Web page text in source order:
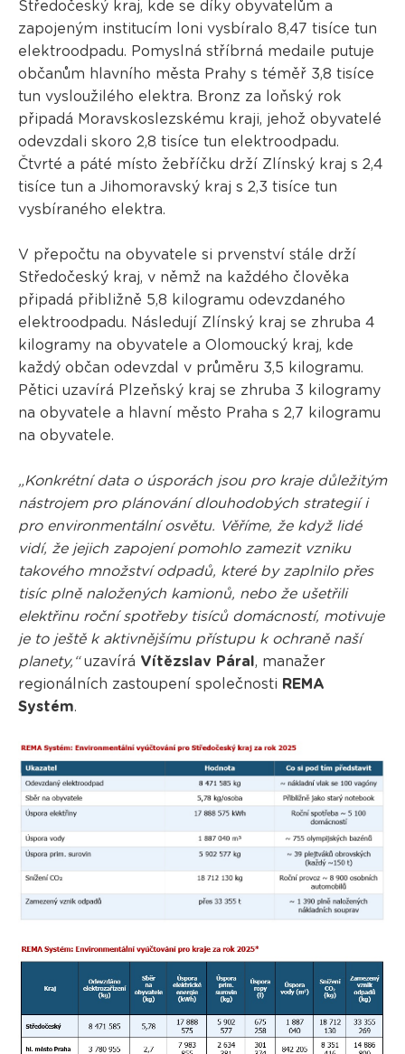
Středočeský kraj, kde se díky obyvatelům a
zapojeným institucím loni vysbíralo 8,47 tisíce tun
elektroodpadu. Pomyslná stříbrná medaile putuje
občanům hlavního města Prahy s téměř 3,8 tisíce
tun vysloužilého elektra. Bronz za loňský rok
připadá Moravskoslezskému kraji, jehož obyvatelé
odevzdali skoro 2,8 tisíce tun elektroodpadu.
Čtvrté a páté místo žebříčku drží Zlínský kraj s 2,4
tisíce tun a Jihomoravský kraj s 2,3 tisíce tun
vysbíraného elektra.
V přepočtu na obyvatele si prvenství stále drží
Středočeský kraj, v němž na každého člověka
připadá přibližně 5,8 kilogramu odevzdaného
elektroodpadu. Následují Zlínský kraj se zhruba 4
kilogramy na obyvatele a Olomoucký kraj, kde
každý občan odevzdal v průměru 3,5 kilogramu.
Pětici uzavírá Plzeňský kraj se zhruba 3 kilogramy
na obyvatele a hlavní město Praha s 2,7 kilogramu
na obyvatele.
„Konkrétní data o úsporách jsou pro kraje důležitým
nástrojem pro plánování dlouhodobých strategií i
pro environmentální osvětu. Věříme, že když lidé
vidí, že jejich zapojení pomohlo zamezit vzniku
takového množství odpadů, které by zaplnilo přes
tisíc plně naložených kamionů, nebo že ušetřili
elektřinu roční spotřeby tisíců domácností, motivuje
je to ještě k aktivnějšímu přístupu k ochraně naší
planety,“uzavírá Vítězslav Páral , manažer
regionálních zastoupení společnosti REMA
Systém.